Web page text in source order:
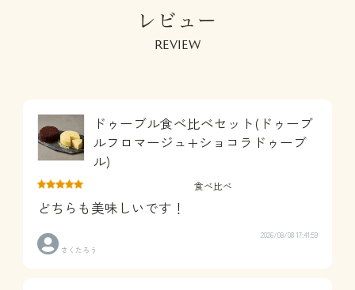
レビュー
REVIEW
ドゥーブル食べ比べセット(ドゥーブ
ルフロマージュ+ショコラドゥーブ
ル)
食べ比べ
どちらも美味しいです！
さくたろう
2026/08/08 17:41:59